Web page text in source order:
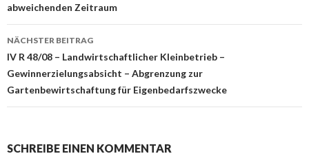
abweichenden Zeitraum
NÄCHSTER BEITRAG
IV R 48/08 – Landwirtschaftlicher Kleinbetrieb –
Gewinnerzielungsabsicht – Abgrenzung zur
Gartenbewirtschaftung für Eigenbedarfszwecke
SCHREIBE EINEN KOMMENTAR